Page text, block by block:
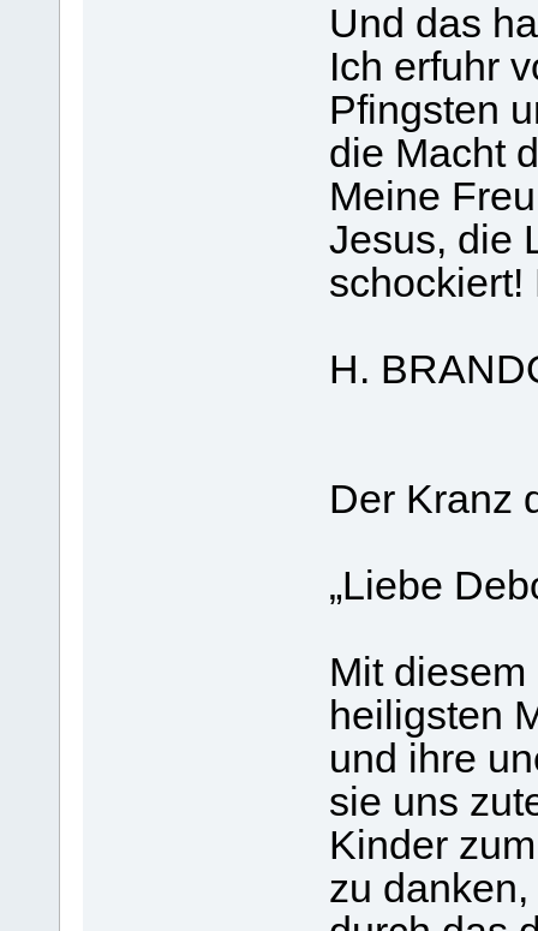
Und das
Ich erfuhr
Pfingsten
die Macht
Meine
Jesus, die
schockiert!
H.
Der Kranz
„Liebe
Mit
heiligsten
und ihre
sie uns
Kinder
zu